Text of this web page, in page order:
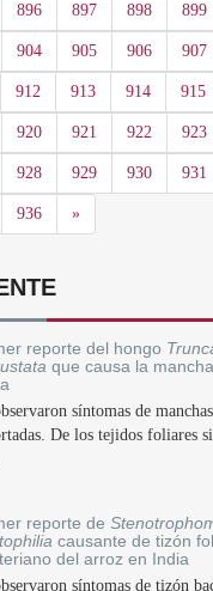
896 897 898 899
904 905 906 907
912 913 914 915
920 921 922 923
928 929 930 931
936 »Siguiente
reporte del hongo
que causa la
síntomas de
De los tejidos foliares
reporte de
causante de tizón
del arroz en India
síntomas de tizón